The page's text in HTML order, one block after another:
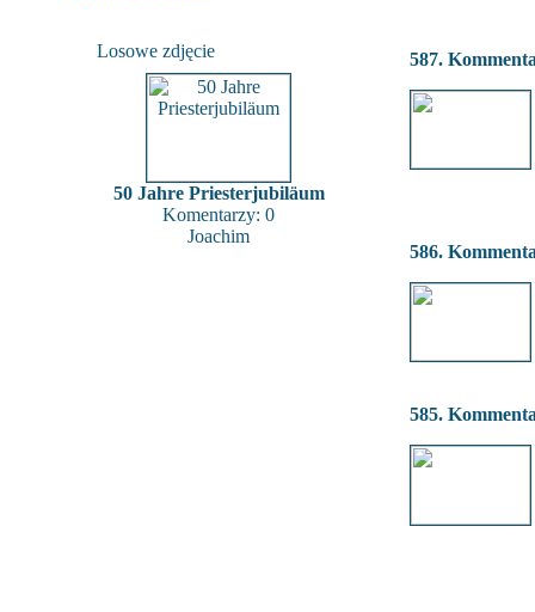
Losowe zdjęcie
50 Jahre Priesterjubiläum
Komentarzy: 0
Joachim
587.
586.
585.